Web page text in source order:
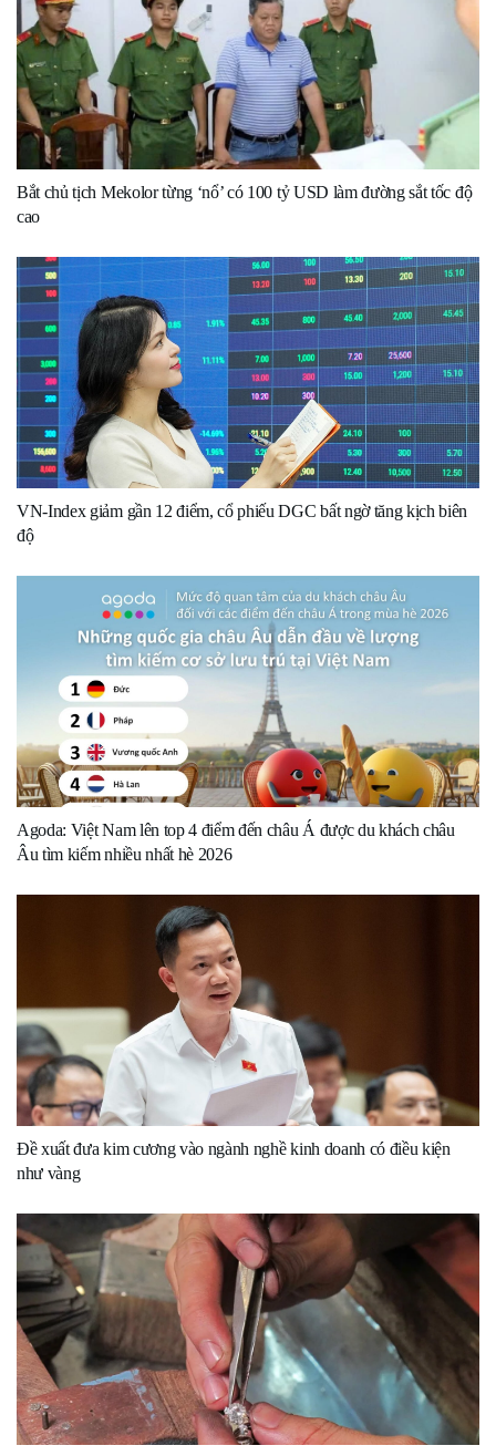
Bắt chủ tịch Mekolor từng ‘nổ’ có 100 tỷ USD làm đường sắt tốc độ
cao
VN-Index giảm gần 12 điểm, cổ phiếu DGC bất ngờ tăng kịch biên
độ
Agoda: Việt Nam lên top 4 điểm đến châu Á được du khách châu
Âu tìm kiếm nhiều nhất hè 2026
Đề xuất đưa kim cương vào ngành nghề kinh doanh có điều kiện
như vàng